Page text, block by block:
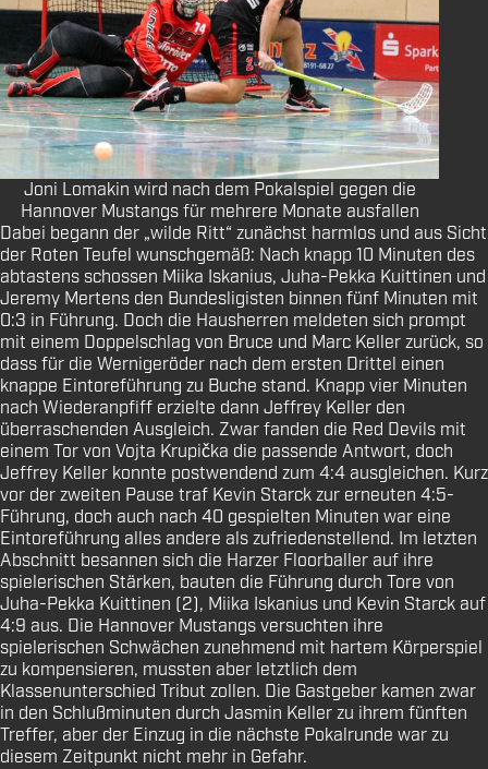
Joni Lomakin wird nach dem Pokalspiel gegen die
Hannover Mustangs für mehrere Monate ausfallen
Dabei begann der „wilde Ritt“ zunächst harmlos und aus Sicht
der Roten Teufel wunschgemäß: Nach knapp 10 Minuten des
abtastens schossen Miika Iskanius, Juha-Pekka Kuittinen und
Jeremy Mertens den Bundesligisten binnen fünf Minuten mit
0:3 in Führung. Doch die Hausherren meldeten sich prompt
mit einem Doppelschlag von Bruce und Marc Keller zurück, so
dass für die Wernigeröder nach dem ersten Drittel einen
knappe Eintoreführung zu Buche stand. Knapp vier Minuten
nach Wiederanpfiff erzielte dann Jeffrey Keller den
überraschenden Ausgleich. Zwar fanden die Red Devils mit
einem Tor von Vojta Krupička die passende Antwort, doch
Jeffrey Keller konnte postwendend zum 4:4 ausgleichen. Kurz
vor der zweiten Pause traf Kevin Starck zur erneuten 4:5-
Führung, doch auch nach 40 gespielten Minuten war eine
Eintoreführung alles andere als zufriedenstellend. Im letzten
Abschnitt besannen sich die Harzer Floorballer auf ihre
spielerischen Stärken, bauten die Führung durch Tore von
Juha-Pekka Kuittinen (2), Miika Iskanius und Kevin Starck auf
4:9 aus. Die Hannover Mustangs versuchten ihre
spielerischen Schwächen zunehmend mit hartem Körperspiel
zu kompensieren, mussten aber letztlich dem
Klassenunterschied Tribut zollen. Die Gastgeber kamen zwar
in den Schlußminuten durch Jasmin Keller zu ihrem fünften
Treffer, aber der Einzug in die nächste Pokalrunde war zu
diesem Zeitpunkt nicht mehr in Gefahr.